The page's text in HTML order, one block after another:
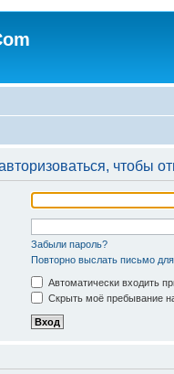
чтобы
Забыли пароль?
Повторно выслать письмо
Автоматически входить
Скрыть моё пребывание